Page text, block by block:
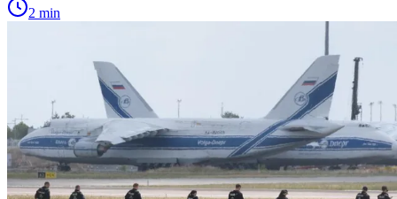
2 min